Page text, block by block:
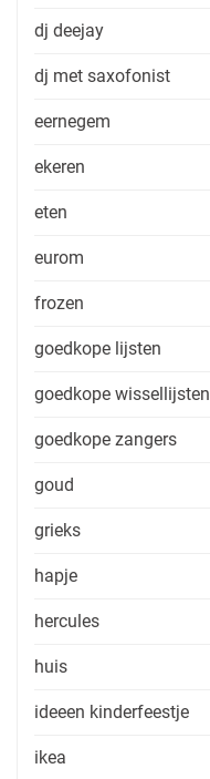
dj deejay
dj met saxofonist
eernegem
ekeren
eten
eurom
frozen
goedkope lijsten
goedkope wissellijsten
goedkope zangers
goud
grieks
hapje
hercules
huis
ideeen kinderfeestje
ikea